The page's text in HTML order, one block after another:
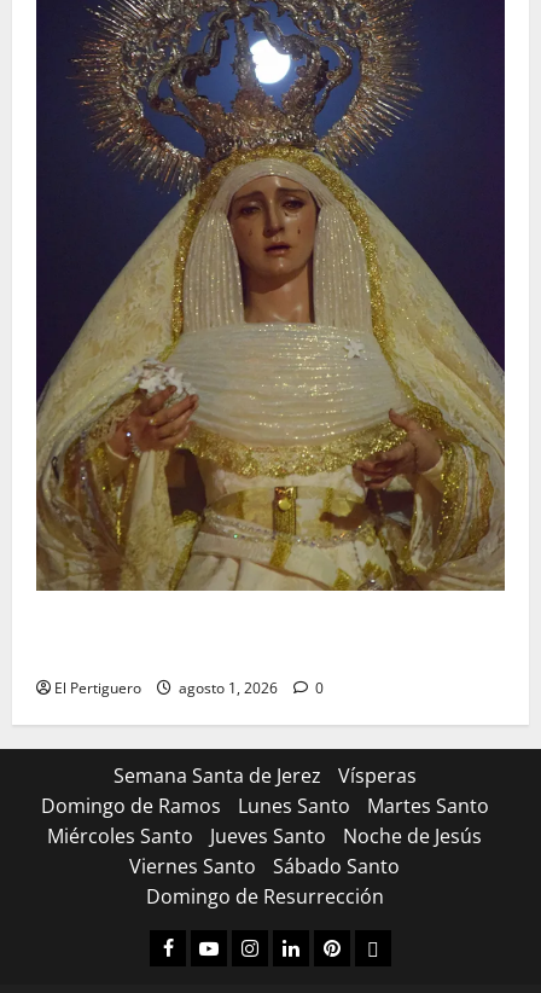
El Pertiguero agosto 1, 2026 0
Semana Santa de Jerez
Vísperas
Domingo de Ramos
Lunes Santo
Martes Santo
Miércoles Santo
Jueves Santo
Noche de Jesús
Viernes Santo
Sábado Santo
Domingo de Resurrección
Facebook
YoutubeInstagram
LinkedPinterestDribbble